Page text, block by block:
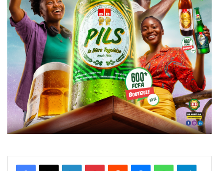
FacebookX Linkedin PinterestReddit MessengerWhatsAppTelegram